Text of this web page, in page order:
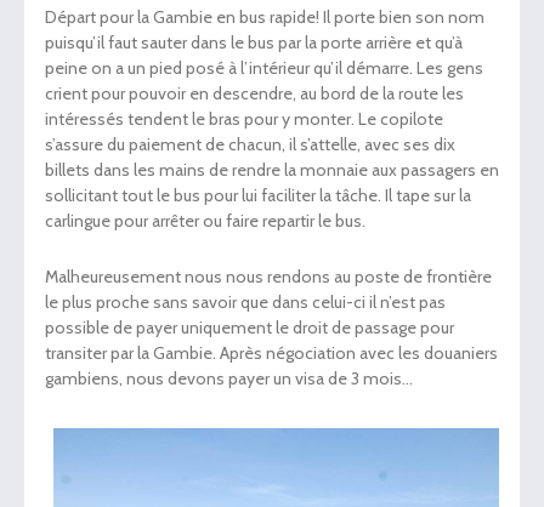
Départ pour la Gambie en bus rapide! Il porte bien son nom
puisqu’il faut sauter dans le bus par la porte arrière et qu’à
peine on a un pied posé à l’intérieur qu’il démarre. Les gens
crient pour pouvoir en descendre, au bord de la route les
intéressés tendent le bras pour y monter. Le copilote
s’assure du paiement de chacun, il s’attelle, avec ses dix
billets dans les mains de rendre la monnaie aux passagers en
sollicitant tout le bus pour lui faciliter la tâche. Il tape sur la
carlingue pour arrêter ou faire repartir le bus.
Malheureusement nous nous rendons au poste de frontière
le plus proche sans savoir que dans celui-ci il n’est pas
possible de payer uniquement le droit de passage pour
transiter par la Gambie. Après négociation avec les douaniers
gambiens, nous devons payer un visa de 3 mois…